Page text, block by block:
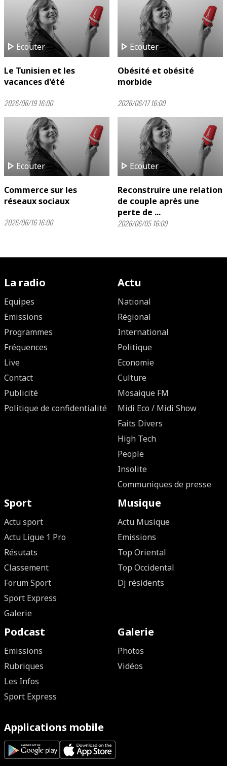
play_arrow Ecouter
Le Tunisien et les
vacances d'été
2026/06/19 16:00
play_arrow Ecouter
Obésité et obésité
morbide
2026/06/17 16:00
play_arrow Ecouter
Commerce sur les
réseaux sociaux
2026/06/16 16:00
play_arrow Ecouter
Reconstruire une relation
de couple après une
perte de ...
2026/06/05 16:00
La radio
Equipes
Emissions
Programmes
Fréquences
Live
Contact
Publicité
Politique de confidentialité
Actu
National
Régional
International
Politique
Economie
Culture
Mosaique FM
Midi Eco / Midi Show
Faits Divers
High Tech
People
Insolite
Communiques de presse
Sport
Actu sport
Actu Ligue 1 Pro
Résutats
Classement
Forum Sport
Sport Express
Galerie
Musique
Actu Musique
Emissions
Top Oriental
Top Occidental
Dj résidents
Podcast
Emissions
Rubriques
Les Infos
Sport Express
Galerie
Photos
Vidéos
Applications mobile